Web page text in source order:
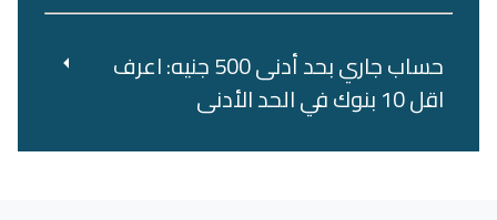
حساب جاري بحد أدنى 500 جنيه: اعرف
اقل 10 بنوك في الحد الأدنى